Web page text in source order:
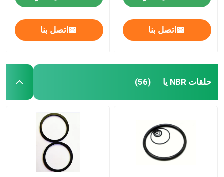
اتصل بنا اتصل بنا
حلقات NBR يا (56)